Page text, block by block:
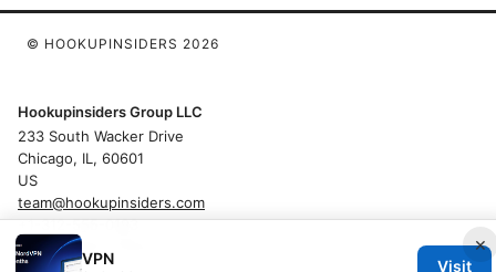
×
VPN Visit
© HOOKUPINSIDERS 2026
Hookupinsiders Group LLC
233 South Wacker Drive
Chicago, IL, 60601
US
team@hookupinsiders.com
+1-312-555-0193
AboutPrivacy Policy